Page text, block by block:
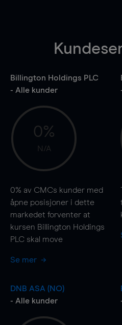
Billington Holdings PLC
- Alle kunder
0%
N/A
0% av CMCs kunder med
åpne posisjoner i dette
markedet forventer at
kursen Billington Holdings
PLC skal move
Se mer
DNB ASA (NO)
- Alle kunder